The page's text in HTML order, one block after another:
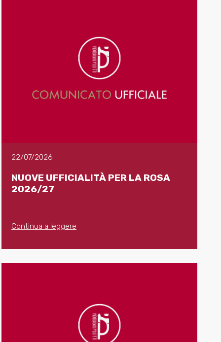
22/07/2026
NUOVE UFFICIALITÀ PER LA ROSA
2026/27
Continua a leggere